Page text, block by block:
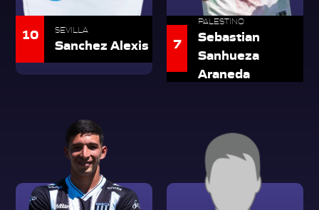
10 SEVILLA
Sanchez Alexis 7
PALESTINO
Sebastian
Sanhueza
Araneda